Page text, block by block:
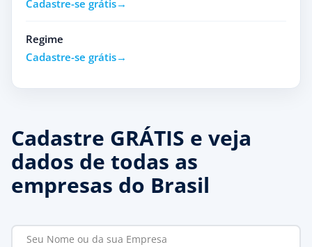
Cadastre-se grátis
Regime
Cadastre-se grátis
Cadastre GRÁTIS e veja
dados de todas as
empresas do Brasil